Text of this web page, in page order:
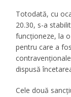
Totodată, cu
20.30, s-a
funcționeze, la
pentru care a
dispusă
Cele două